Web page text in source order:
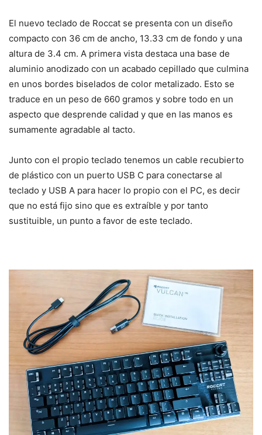
El nuevo teclado de Roccat se presenta con un diseño
compacto con 36 cm de ancho, 13.33 cm de fondo y una
altura de 3.4 cm. A primera vista destaca una base de
aluminio anodizado con un acabado cepillado que culmina
en unos bordes biselados de color metalizado. Esto se
traduce en un peso de 660 gramos y sobre todo en un
aspecto que desprende calidad y que en las manos es
sumamente agradable al tacto.
Junto con el propio teclado tenemos un cable recubierto
de plástico con un puerto USB C para conectarse al
teclado y USB A para hacer lo propio con el PC, es decir
que no está fijo sino que es extraíble y por tanto
sustituible, un punto a favor de este teclado.